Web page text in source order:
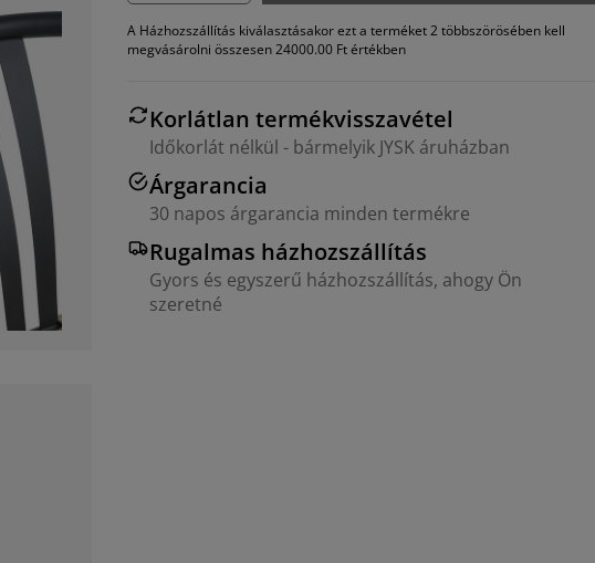
A Házhozszállítás kiválasztásakor ezt a terméket 2 többszörösében kell
megvásárolni összesen 24000.00 Ft értékben
Korlátlan termékvisszavétel
Időkorlát nélkül - bármelyik JYSK áruházban
Árgarancia
30 napos árgarancia minden termékre
Rugalmas házhozszállítás
Gyors és egyszerű házhozszállítás, ahogy Ön
szeretné